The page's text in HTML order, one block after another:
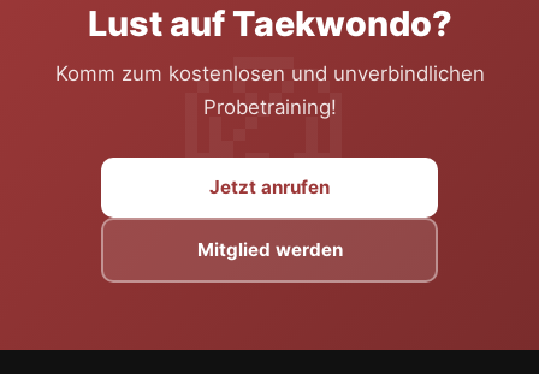
🥋
Lust auf Taekwondo?
Komm zum kostenlosen und unverbindlichen
Probetraining!
Jetzt anrufen
Mitglied werden